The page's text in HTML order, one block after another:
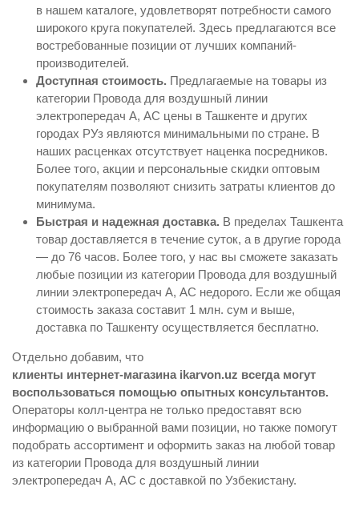
в нашем каталоге, удовлетворят потребности самого
широкого круга покупателей. Здесь предлагаются все
востребованные позиции от лучших компаний-
производителей.
Доступная стоимость. Предлагаемые на товары из
категории Провода для воздушный линии
электропередач А, АС цены в Ташкенте и других
городах РУз являются минимальными по стране. В
наших расценках отсутствует наценка посредников.
Более того, акции и персональные скидки оптовым
покупателям позволяют снизить затраты клиентов до
минимума.
Быстрая и надежная доставка. В пределах Ташкента
товар доставляется в течение суток, а в другие города
— до 76 часов. Более того, у нас вы сможете заказать
любые позиции из категории Провода для воздушный
линии электропередач А, АС недорого. Если же общая
стоимость заказа составит 1 млн. сум и выше,
доставка по Ташкенту осуществляется бесплатно.
Отдельно добавим, что
клиенты интернет-магазина ikarvon.uz всегда могут
воспользоваться помощью опытных консультантов.
Операторы колл-центра не только предоставят всю
информацию о выбранной вами позиции, но также помогут
подобрать ассортимент и оформить заказ на любой товар
из категории Провода для воздушный линии
электропередач А, АС с доставкой по Узбекистану.